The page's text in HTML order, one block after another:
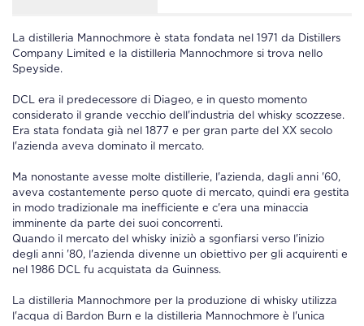
La distilleria Mannochmore è stata fondata nel 1971 da Distillers
Company Limited e la distilleria Mannochmore si trova nello
Speyside.
DCL era il predecessore di Diageo, e in questo momento
considerato il grande vecchio dell'industria del whisky scozzese.
Era stata fondata già nel 1877 e per gran parte del XX secolo
l'azienda aveva dominato il mercato.
Ma nonostante avesse molte distillerie, l'azienda, dagli anni '60,
aveva costantemente perso quote di mercato, quindi era gestita
in modo tradizionale ma inefficiente e c'era una minaccia
imminente da parte dei suoi concorrenti.
Quando il mercato del whisky iniziò a sgonfiarsi verso l'inizio
degli anni '80, l'azienda divenne un obiettivo per gli acquirenti e
nel 1986 DCL fu acquistata da Guinness.
La distilleria Mannochmore per la produzione di whisky utilizza
l'acqua di Bardon Burn e la distilleria Mannochmore è l'unica